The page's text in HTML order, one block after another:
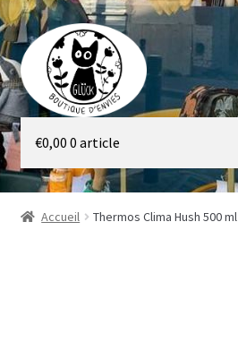
Aller
à
la
navigation
Aller
au
contenu
Galerie
Boutique
€0,00 0 article
Accueil Thermos Clima Hush 500 ml